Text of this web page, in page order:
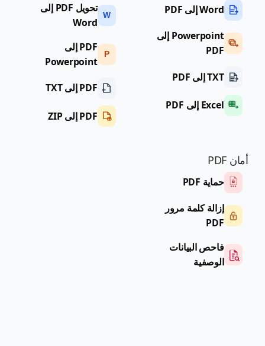
Word إلى PDF
Powerpoint إلى
PDF
TXT إلى PDF
Excel إلى PDF
W
تحويل PDF إلى
Word
P
PDF إلى
Powerpoint
PDF إلى TXT
PDF إلى ZIP
أمان PDF
حماية PDF
إزالة كلمة مرور
PDF
فاحص البيانات
الوصفية